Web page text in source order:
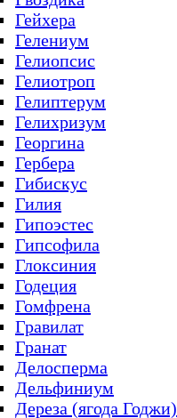
Гейхера
Гелениум
Гелиопсис
Гелиотроп
Гелиптерум
Гелихризум
Георгина
Гербера
Гибискус
Гилия
Гипоэстес
Гипсофила
Глоксиния
Годеция
Гомфрена
Гравилат
Гранат
Делосперма
Дельфиниум
Дереза (ягода Годжи)